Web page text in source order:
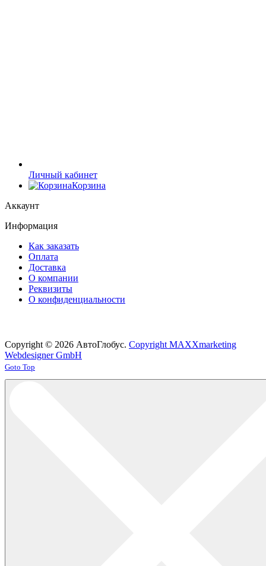
Личный кабинет
Корзина
Аккаунт
Информация
Как заказать
Оплата
Доставка
О компании
Реквизиты
О конфиденциальности
Copyright © 2026 АвтоГлобус. Copyright MAXXmarketing
Webdesigner GmbH
Joomla! 3 Templates
Goto Top